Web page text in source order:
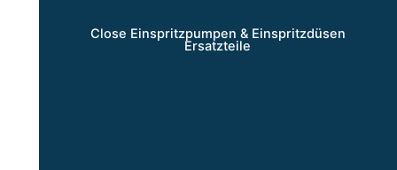
Close Einspritzpumpen & Einspritzdüsen
Ersatzteile